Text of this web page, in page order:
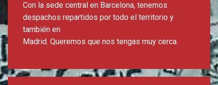
Con la sede central en Barcelona, ​​tenemos
despachos repartidos por todo el territorio y
también en
Madrid. Queremos que nos tengas muy cerca.